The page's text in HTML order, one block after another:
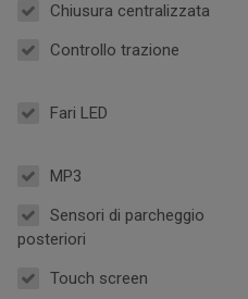
Chiusura centralizzata
Controllo trazione
Fari LED
MP3
Sensori di parcheggio
posteriori
Touch screen